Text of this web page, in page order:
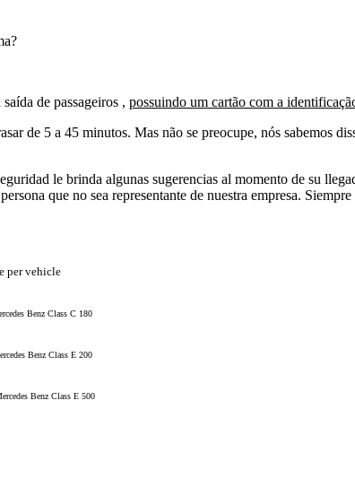
de passageiros , possuindo um cartão com a
de 5 a 45 minutos. Mas não se preocupe, nós sabemos
le brinda algunas sugerencias al momento de su
que no sea representante de nuestra empresa.
per vehicle
Benz Class C 180
Benz Class E 200
Benz Class E 500